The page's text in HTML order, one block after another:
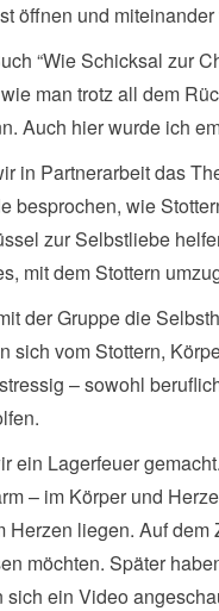
öffnen und
“Wie Schicksal zur
man trotz all dem
Auch hier wurde ich
in Partnerarbeit das
besprochen, wie
zur Selbstliebe
mit dem Stottern
der Gruppe die
sich vom Stottern,
– sowohl
ein Lagerfeuer
– im Körper und
liegen. Auf dem
möchten. Später
ein Video